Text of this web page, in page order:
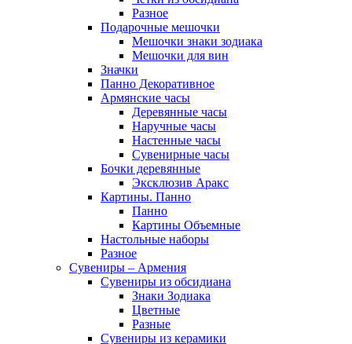
Разное
Подарочные мешочки
Мешочки знаки зодиака
Мешочки для вин
Значки
Панно Декоративное
Армянские часы
Деревянные часы
Наручные часы
Настенные часы
Сувенирные часы
Бочки деревянные
Эксклюзив Аракс
Картины. Панно
Панно
Картины Объемные
Настольные наборы
Разное
Сувениры – Армения
Сувениры из обсидиана
Знаки Зодиака
Цветные
Разные
Сувениры из керамики